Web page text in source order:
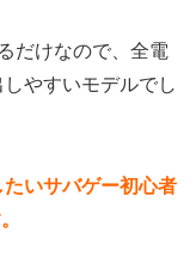
だけなので、全電
やすいモデルでし
いサバゲー初心者